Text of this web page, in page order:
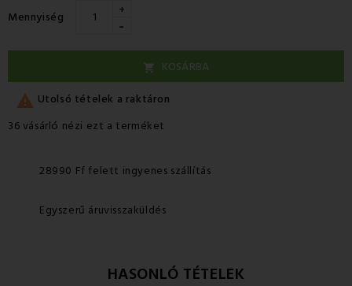
Mennyiség +
-
 KOSÁRBA
 Utolsó tételek a raktáron
36 vásárló nézi ezt a terméket
28990 Ff felett ingyenes szállítás
Egyszerű áruvisszaküldés
HASONLÓ TÉTELEK